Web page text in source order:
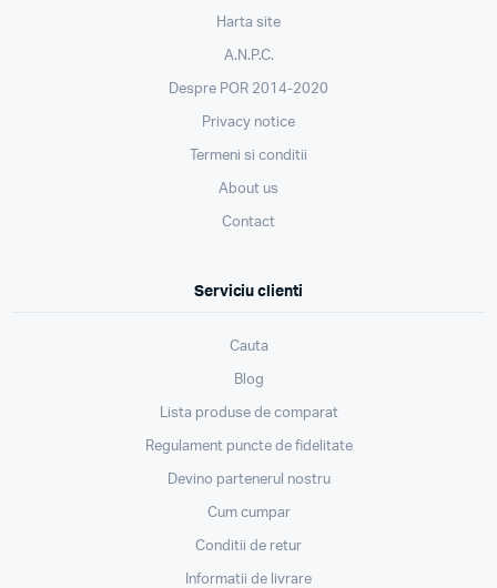
Harta site
A.N.P.C.
Despre POR 2014-2020
Privacy notice
Termeni si conditii
About us
Contact
Serviciu clienti
Cauta
Blog
Lista produse de comparat
Regulament puncte de fidelitate
Devino partenerul nostru
Cum cumpar
Conditii de retur
Informatii de livrare